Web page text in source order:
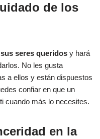
de los
seres queridos y hará
No les gusta
a ellos y están dispuestos
confiar en que un
cuando más lo necesites.
en la